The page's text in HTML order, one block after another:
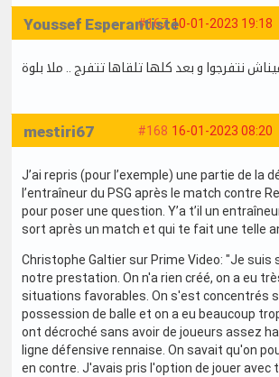
#167 10-01-2023 19:18
Youssef Esperantiste
عيناش نتفرجوا و بعد كلها تلقاها تتفرج .. ملا بلوة
#168 16-01-2023 08:20
mestiri67
J’ai repris (pour l’exemple) une partie de la
l’entraîneur du PSG après le match contre
pour poser une question. Y’a t’il un
sort après un match et qui te fait une telle
Christophe Galtier sur Prime Video: "Je suis
notre prestation. On n'a rien créé, on a eu
situations favorables. On s'est concentrés
possession de balle et on a eu beaucoup
ont décroché sans avoir de joueurs assez
ligne défensive rennaise. On savait qu'on
en contre. J'avais pris l'option de jouer avec